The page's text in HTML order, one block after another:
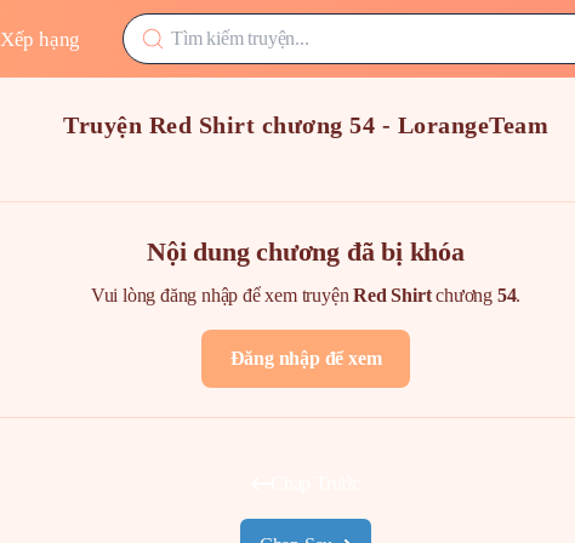
Xếp hạng
Truyện Red Shirt chương 54 - LorangeTeam
Nội dung chương đã bị khóa
Vui lòng đăng nhập để xem truyệnRed Shirtchương 54.
Đăng nhập để xem